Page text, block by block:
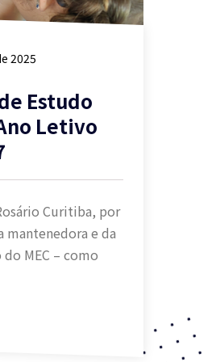
2025
Estudo
Letivo
Curitiba, por
mantenedora e da
MEC – como